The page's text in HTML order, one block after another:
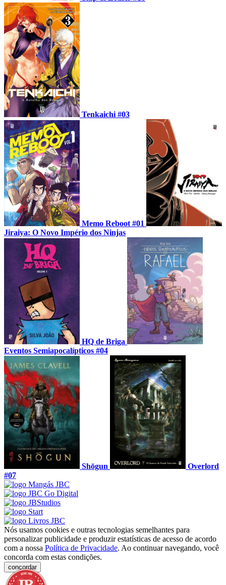
Tenkaichi #03
Memo Reboot #01
Jiraiya: O Novo Império dos Ninjas
HQ de Briga
Eventos Semiapocalípticos #04
Shōgun
Overlord
#07
Nós usamos cookies e outras tecnologias semelhantes para
personalizar publicidade e produzir estatísticas de acesso de acordo
com a nossa Política de Privacidade. Ao continuar navegando, você
concorda com estas condições.
concordar